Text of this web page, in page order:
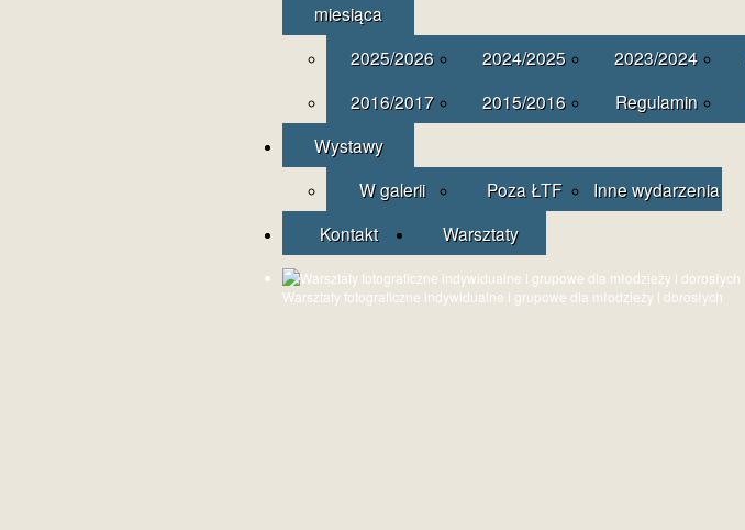
miesiąca
2025/2026
2024/2025 2023/2024
2016/2017
2015/2016 Regulamin
Wystawy
W galerii
Poza ŁTF
Inne wydarzenia
Kontakt
Warsztaty
Warsztaty fotograficzne indywidualne i grupowe dla młodzieży i dorosłych